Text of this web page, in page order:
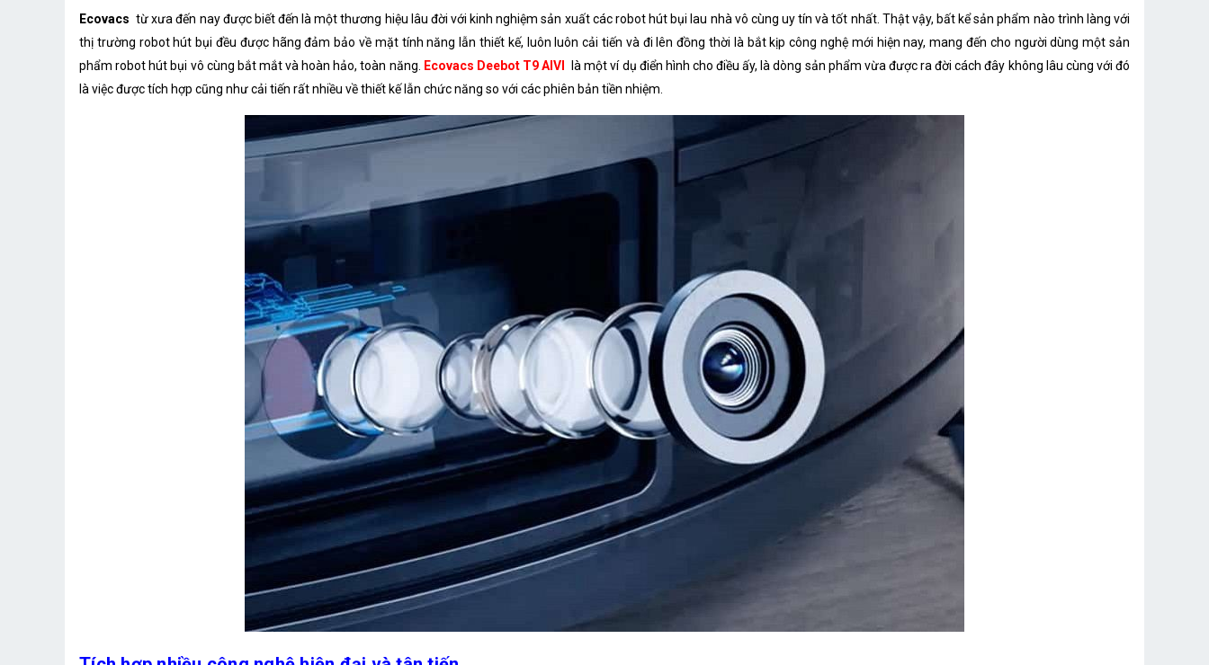
Pin Lithium 14.8V-DC
Dung Lượng 5200mAh
Thời gian hoạt động
Kí hiệu dock sạc
Ecovacs từ xưa đến nay được biết đến là một thương hiệu lâu đời với kinh nghiệm sản xuất các robot hút bụi lau nhà vô cùng uy tín và tốt nhất. Thật vậy, bất kể sản phẩm nào trình làng với
thị trường robot hút bụi đều được hãng đảm bảo về mặt tính năng lẫn thiết kế, luôn luôn cải tiến và đi lên đồng thời là bắt kịp công nghệ mới hiện nay, mang đến cho người dùng một sản
phẩm robot hút bụi vô cùng bắt mắt và hoàn hảo, toàn năng.
Ecovacs Deebot T9 AIVI
là một ví dụ điển hình cho điều ấy, là dòng sản phẩm vừa được ra đời cách đây không lâu cùng với đó
là việc được tích hợp cũng như cải tiến rất nhiều về thiết kế lẫn chức năng so với các phiên bản tiền nhiệm.